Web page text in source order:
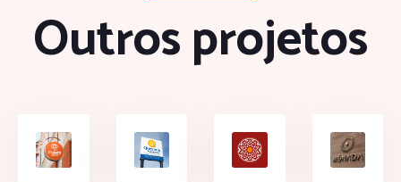
Outros projetos